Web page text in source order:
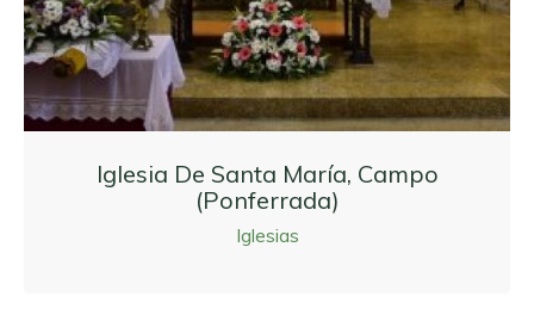
Iglesia De Santa María, Campo
(Ponferrada)
Iglesias